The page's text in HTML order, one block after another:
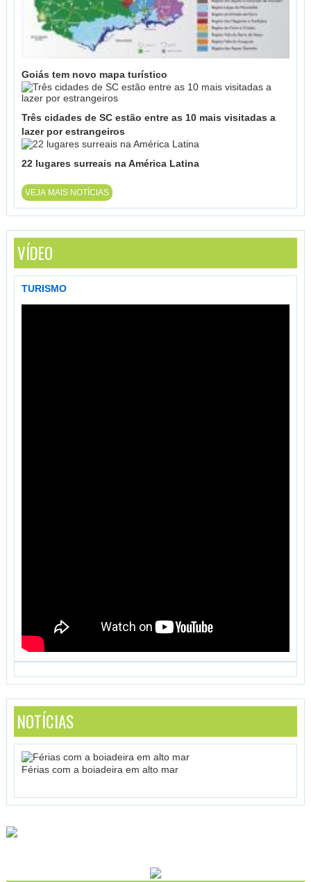
Goiás tem novo mapa turístico
Três cidades de SC estão entre as 10 mais visitadas a
lazer por estrangeiros
22 lugares surreais na América Latina
VEJA MAIS NOTÍCIAS
VÍDEO
TURISMO
NOTÍCIAS
Férias com a boiadeira em alto mar